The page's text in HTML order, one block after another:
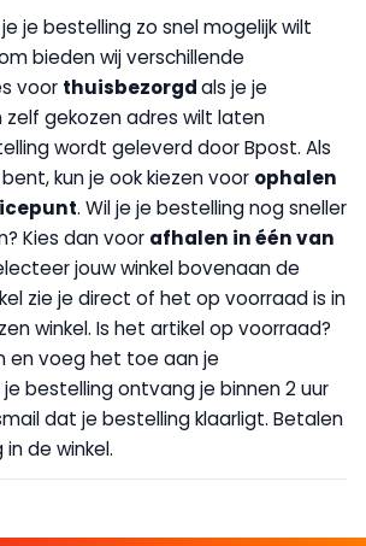
je bestelling zo snel mogelijk wilt
bieden wij verschillende
voor thuisbezorgdals je je
gekozen adres wilt laten
wordt geleverd door Bpost. Als
kun je ook kiezen voor ophalen
. Wil je je bestelling nog sneller
Kies dan voor afhalen in één van
jouw winkel bovenaan de
zie je direct of het op voorraad is in
winkel. Is het artikel op voorraad?
en voeg het toe aan je
je bestelling ontvang je binnen 2 uur
dat je bestelling klaarligt. Betalen
de winkel.